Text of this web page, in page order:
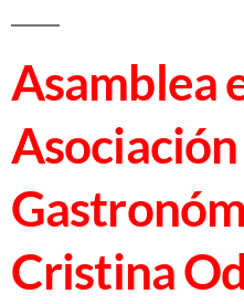
Asamblea
Cristina